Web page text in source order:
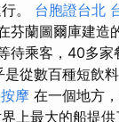
。 台胞證台北
芬蘭圖爾庫建造
待乘客，40多
是從數百種短飲
摩 在一個地方
上最大的船提